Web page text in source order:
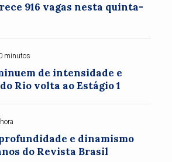
916 vagas nesta quinta-
minutos
de intensidade e
Rio volta ao Estágio 1
e dinamismo
do Revista Brasil